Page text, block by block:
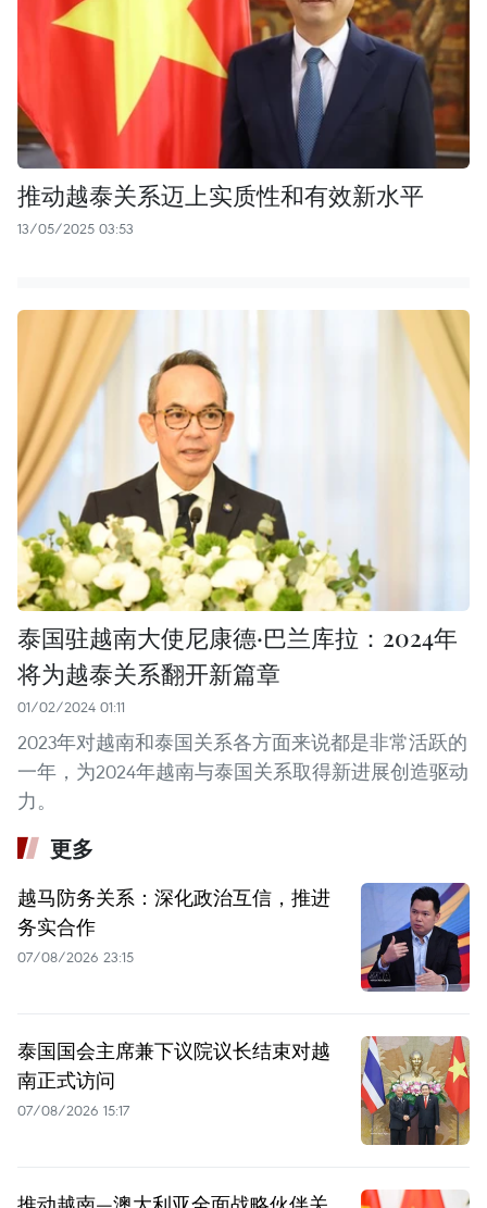
推动越泰关系迈上实质性和有效新水平
13/05/2025 03:53
泰国驻越南大使尼康德·巴兰库拉：2024年
将为越泰关系翻开新篇章
01/02/2024 01:11
2023年对越南和泰国关系各方面来说都是非常活跃的
一年，为2024年越南与泰国关系取得新进展创造驱动
力。
更多
越马防务关系：深化政治互信，推进
务实合作
07/08/2026 23:15
泰国国会主席兼下议院议长结束对越
南正式访问
07/08/2026 15:17